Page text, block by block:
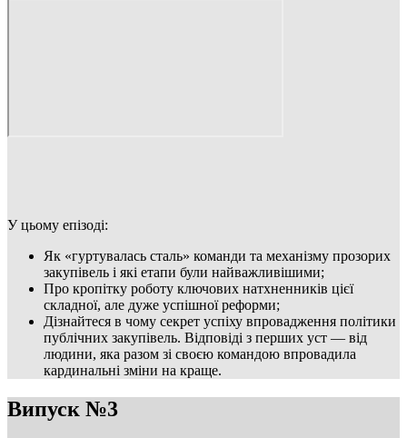
У цьому епізоді:
Як «гуртувалась сталь» команди та механізму прозорих
закупівель і які етапи були найважливішими;
Про кропітку роботу ключових натхненників цієї
складної, але дуже успішної реформи;
Дізнайтеся в чому секрет успіху впровадження політики
публічних закупівель. Відповіді з перших уст — від
людини, яка разом зі своєю командою впровадила
кардинальні зміни на краще.
Випуск №3